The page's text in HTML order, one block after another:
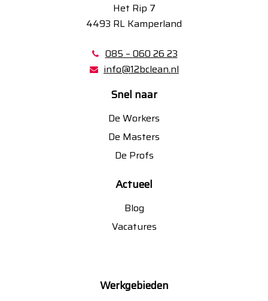
Het Rip 7
4493 RL Kamperland
085 – 060 26 23
info@12bclean.nl
Snel naar
De Workers
De Masters
De Profs
Actueel
Blog
Vacatures
Werkgebieden